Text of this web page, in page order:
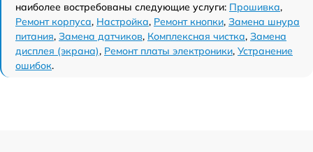
наиболее востребованы следующие услуги: Прошивка,
Ремонт корпуса, Настройка, Ремонт кнопки, Замена шнура
питания, Замена датчиков, Комплексная чистка, Замена
дисплея (экрана), Ремонт платы электроники, Устранение
ошибок.